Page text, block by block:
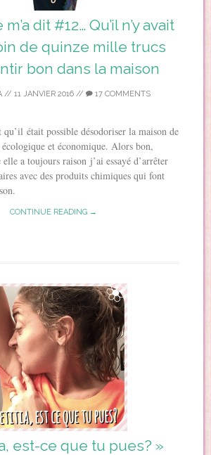
dit #12… Qu’il n’y avait
de quinze mille trucs
bon dans la maison
// 11 JANVIER 2016 // 17 COMMENTS
était possible désodoriser la maison de
et économique. Alors bon,
a toujours raison j’ai essayé d’arrêter
avec des produits chimiques qui font
CONTINUE READING →
est-ce que tu pues? »